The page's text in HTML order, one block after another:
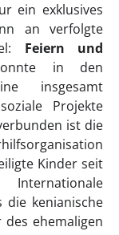
ein exklusives
an verfolgte
Feiern und
in den
insgesamt
Projekte
ist die
Kinder seit
die kenianische
ehemaligen